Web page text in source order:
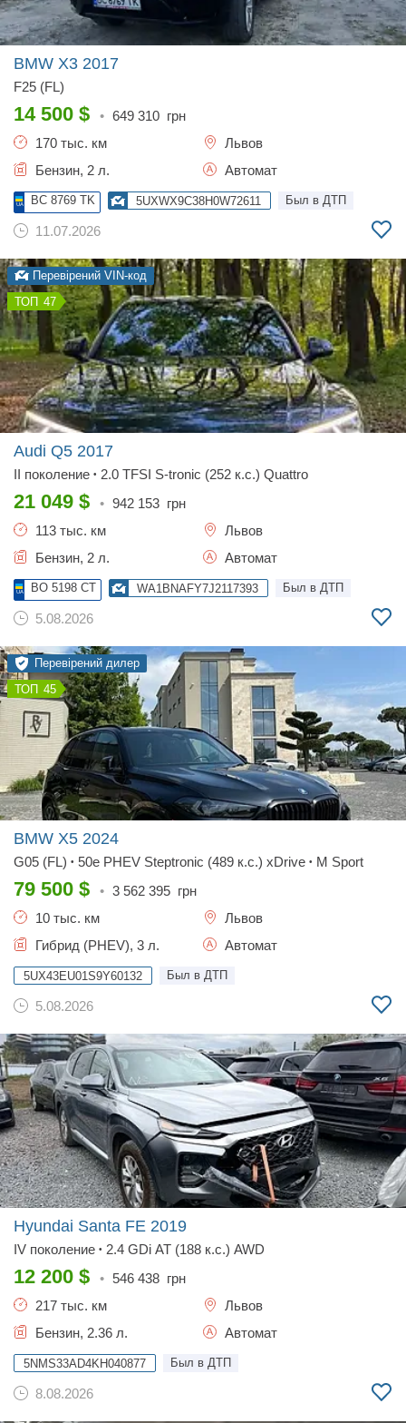
BMW X3 2017
F25 (FL)
14 500 $ • 649 310 грн
170 тыс. км
Львов
Бензин, 2 л.
Автомат
BC 8769 TK 5UXWX9C38H0W72611 Был в ДТП
11.07.2026
Перевірений VIN-код
47
Audi Q5 2017
II поколение • 2.0 TFSI S-tronic (252 к.с.) Quattro
21 049 $ • 942 153 грн
113 тыс. км
Львов
Бензин, 2 л.
Автомат
BO 5198 CT WA1BNAFY7J2117393 Был в ДТП
5.08.2026
Перевірений дилер
45
BMW X5 2024
G05 (FL) • 50e PHEV Steptronic (489 к.с.) xDrive • M Sport
79 500 $ • 3 562 395 грн
10 тыс. км
Львов
Гибрид (PHEV), 3 л.
Автомат
5UX43EU01S9Y60132 Был в ДТП
5.08.2026
Hyundai Santa FE 2019
IV поколение • 2.4 GDi AT (188 к.с.) AWD
12 200 $ • 546 438 грн
217 тыс. км
Львов
Бензин, 2.36 л.
Автомат
5NMS33AD4KH040877 Был в ДТП
8.08.2026